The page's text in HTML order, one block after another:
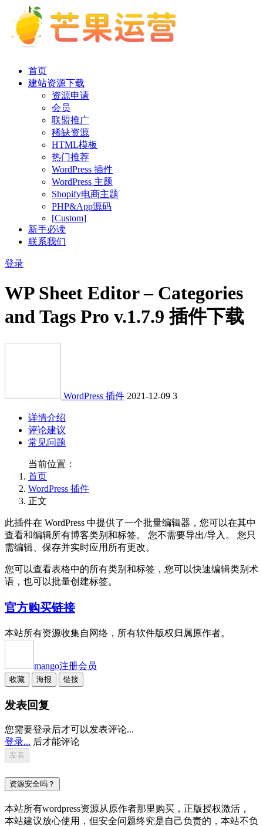
首页
建站资源下载
资源申请
会员
联盟推广
稀缺资源
HTML模板
热门推荐
WordPress 插件
WordPress 主题
Shopify电商主题
PHP&App源码
[Custom]
新手必读
联系我们
登录
WP Sheet Editor – Categories
and Tags Pro v.1.7.9 插件下载
WordPress 插件 2021-12-09 3
详情介绍
评论建议
常见问题
当前位置：
首页
WordPress 插件
正文
此插件在 WordPress 中提供了一个批量编辑器，您可以在其中
查看和编辑所有博客类别和标签。 您不需要导出/导入。 您只
需编辑、保存并实时应用所有更改。
您可以查看表格中的所有类别和标签，您可以快速编辑类别术
语，也可以批量创建标签。
官方购买链接
本站所有资源收集自网络，所有软件版权归属原作者。
mango注册会员
收藏 海报 链接
发表回复
您需要登录后才可以发表评论...
登录... 后才能评论
资源安全吗？
本站所有wordpress资源从原作者那里购买，正版授权激活，
本站建议放心使用，但安全问题终究是自己负责的，本站不负